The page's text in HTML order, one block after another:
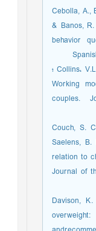
Cebolla,
& Banos,
behavior
Collins، V.L.& Read, S.J. (1990). Adult attachment ؛
Working
couples.
Couch, S.
Saelens,
relation to
Journal of
Davison,